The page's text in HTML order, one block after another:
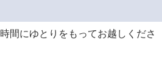
間にゆとりをもってお越しくださ